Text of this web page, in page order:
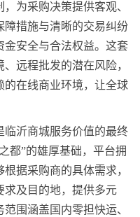
为采购决策提供客观、
障措施与清晰的交易纠纷
金安全与合法权益。这套
远程批发的潜在风险，
的在线商业环境，让全球
临沂商城服务价值的最终
都”的雄厚基础，平台拥
据采购商的具体需求，
求及目的地，提供多元
围涵盖国内零担快运、